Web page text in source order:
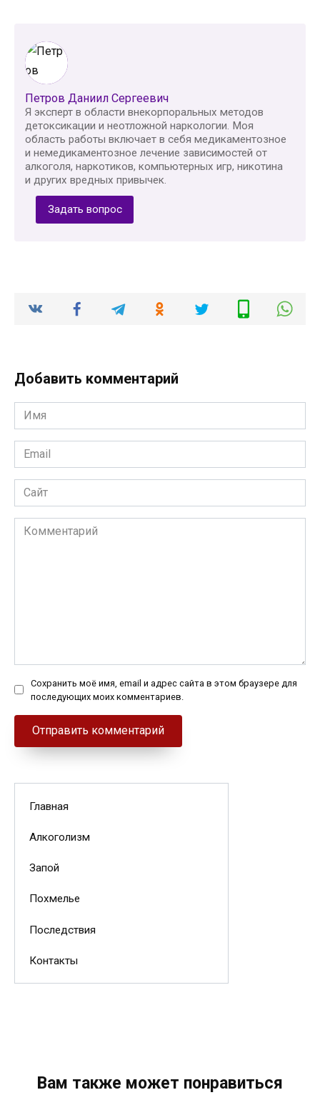
Петров Даниил Сергеевич
Я эксперт в области внекорпоральных методов
детоксикации и неотложной наркологии. Моя
область работы включает в себя медикаментозное
и немедикаментозное лечение зависимостей от
алкоголя, наркотиков, компьютерных игр, никотина
и других вредных привычек.
Задать вопрос
Добавить комментарий
Имя
*
Email
*
Сайт
Комментарий
Сохранить моё имя, email и адрес сайта в этом браузере для
последующих моих комментариев.
Главная
Алкоголизм
Запой
Похмелье
Последствия
Контакты
Вам также может понравиться